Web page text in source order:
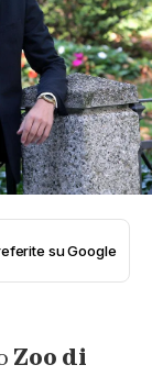
su Google
Zoo di